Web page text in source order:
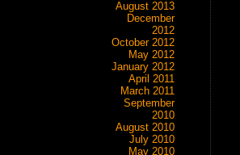
August 2013
December
2012
October 2012
May 2012
January 2012
April 2011
March 2011
September
2010
August 2010
July 2010
May 2010